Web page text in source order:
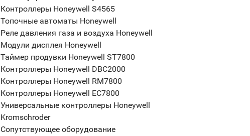
Контроллеры Honeywell S4565
Топочные автоматы Honeywell
Реле давления газа и воздуха Honeywell
Модули дисплея Honeywell
Таймер продувки Honeywell ST7800
Контроллеры Honeywell DBC2000
Контроллеры Honeywell RM7800
Контроллеры Honeywell EC7800
Универсальные контроллеры Honeywell
Kromschroder
Сопутствующее оборудование